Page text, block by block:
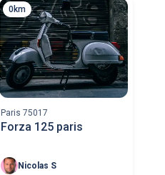
0km
Paris 75017
Forza 125 paris
Nicolas S